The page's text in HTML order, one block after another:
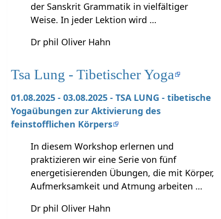
der Sanskrit Grammatik in vielfältiger
Weise. In jeder Lektion wird …
Dr phil Oliver Hahn
Tsa Lung - Tibetischer Yoga
01.08.2025 - 03.08.2025 - TSA LUNG - tibetische
Yogaübungen zur Aktivierung des
feinstofflichen Körpers
In diesem Workshop erlernen und
praktizieren wir eine Serie von fünf
energetisierenden Übungen, die mit Körper,
Aufmerksamkeit und Atmung arbeiten …
Dr phil Oliver Hahn